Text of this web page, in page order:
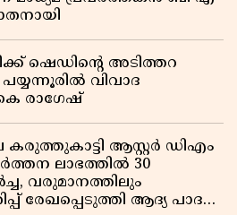
ഷെഡിൻ്റെ അടിത്തറ
വിവാദ
രാഗേഷ്
കരുത്തുകാട്ടി ആസ്റ്റർ ഡിഎം
ലാഭത്തിൽ 30
വരുമാനത്തിലും
രേഖപ്പെടുത്തി ആദ്യ പാദ